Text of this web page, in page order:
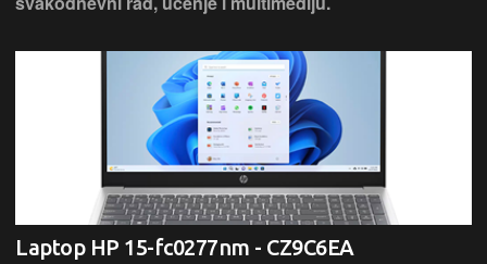
Laptop HP 15-fc0277nm - CZ9C6EA